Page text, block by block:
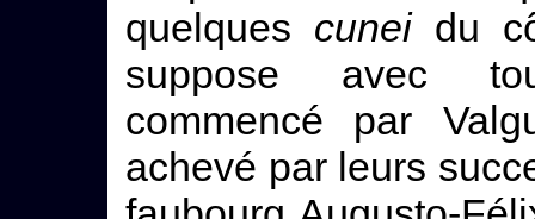
quelques cuneidu
suppose avec
commencé par
achevé par leurs